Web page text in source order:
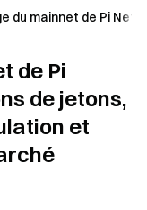
du mainnet de Pi
de Pi
de jetons,
et